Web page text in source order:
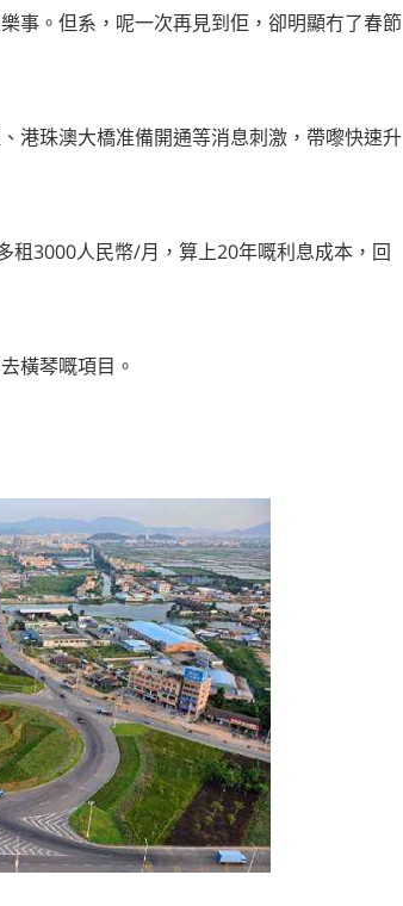
事。 但系，呢一次再見到佢，卻明顯冇了春節
港珠澳大橋准備開通等消息刺激，帶嚟快速升
租3000人民幣/月，算上20年嘅利息成本，回
橫琴嘅項目。